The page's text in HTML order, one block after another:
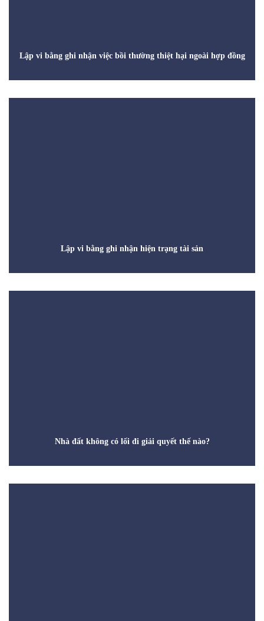
Lập vi bằng ghi nhận việc bồi thường thiệt hại ngoài hợp đồng
Lập vi bằng ghi nhận hiện trạng tài sản
Nhà đất không có lối đi giải quyết thế nào?